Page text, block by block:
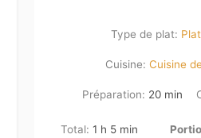
Type de plat:
Cuisine: Cuisine
Préparation: 20minutes
min
Total: 1heure
h 5minutes
min